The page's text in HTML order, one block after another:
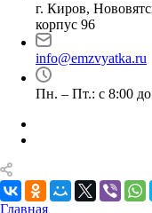
г. Киров,
корпус 96
info@emzvyatka.ru
Пн. – Пт.: с 8:00
Главная